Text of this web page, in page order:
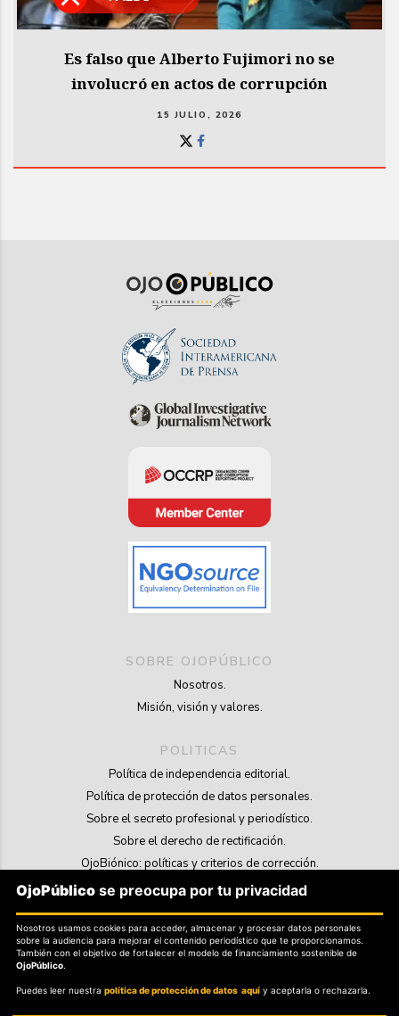
Es falso que Alberto Fujimori no se
involucró en actos de corrupción
15 JULIO, 2026
SOBRE OJOPÚBLICO
Nosotros.
Misión, visión y valores.
POLITICAS
Política de independencia editorial.
Política de protección de datos personales.
Sobre el secreto profesional y periodístico.
Sobre el derecho de rectificación.
OjoBiónico: políticas y criterios de corrección.
Sobre libertad de información frente a pedidos de retiro de contenidos.
SOSTENIBILIDAD
La Tienda de OjoPúblico.
OjoLab.
OjoPúblico se preocupa por tu privacidad
Nosotros usamos cookies para acceder, almacenar y procesar datos personales
sobre la audiencia para mejorar el contenido periodístico que te proporcionamos.
También con el objetivo de fortalecer el modelo de financiamiento sostenible de
OjoPúblico.
Puedes leer nuestrapolítica de protección de datos aquí y aceptarla o rechazarla.